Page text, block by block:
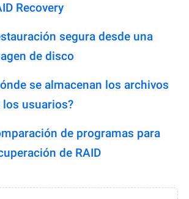
Recovery
segura desde una
de disco
se almacenan los archivos
los usuarios?
de programas para
de RAID